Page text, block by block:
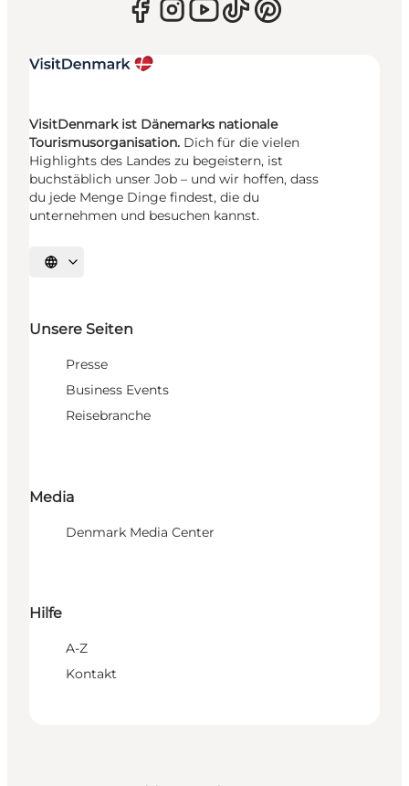
VisitDenmark ist Dänemarks nationale
Tourismusorganisation. Dich für die vielen
Highlights des Landes zu begeistern, ist
buchstäblich unser Job – und wir hoffen, dass
du jede Menge Dinge findest, die du
unternehmen und besuchen kannst.
Sprache auswählen
Unsere Seiten
Presse
Business Events
Reisebranche
Media
Denmark Media Center
Hilfe
A-Z
Kontakt